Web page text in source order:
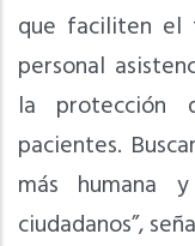
que faciliten el
personal
la
pacientes.
más humana
ciudadanos”,